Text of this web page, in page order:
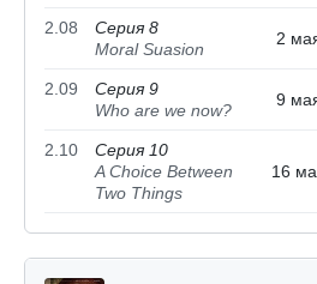
2.08
Серия 8
Moral Suasion
2
2.09
Серия 9
Who are we now?
9
2.10
Серия 10
A Choice Between
Two Things
16